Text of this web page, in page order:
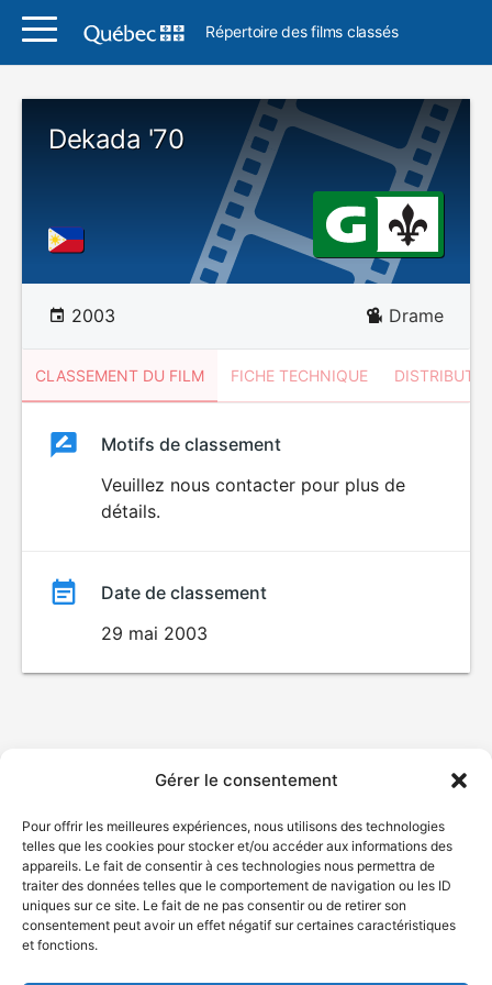
Gérer le consentement
Pour offrir les meilleures expériences, nous utilisons des technologies
telles que les cookies pour stocker et/ou accéder aux informations des
appareils. Le fait de consentir à ces technologies nous permettra de
traiter des données telles que le comportement de navigation ou les ID
uniques sur ce site. Le fait de ne pas consentir ou de retirer son
consentement peut avoir un effet négatif sur certaines caractéristiques
et fonctions.
Répertoire des films classés
Dekada '70
2003 Drame
CLASSEMENT DU FILM FICHE TECHNIQUE
ClassementClassement
Motifs de classement
Veuillez nous contacter pour plus de
détails.
Date de classement
29 mai 2003